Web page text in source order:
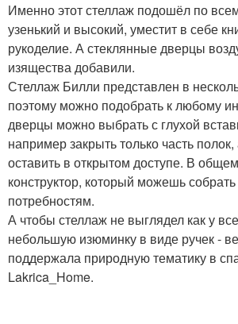
Именно этот стеллаж подошёл по
узенький и высокий, уместит в себе
рукоделие. А стеклянные дверцы
изящества добавили.
Стеллаж Билли представлен в
поэтому можно подобрать к любому
дверцы можно выбрать с глухой
например закрыть только часть
оставить в открытом доступе. В
конструктор, который можешь
потребностям.
А чтобы стеллаж не выглядел как у
небольшую изюминку в виде ручек -
поддержала природную тематику в
Lakrica_Home.